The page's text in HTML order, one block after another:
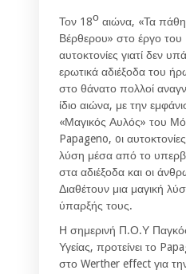
Τον 18ο αιώνα, «Τα
Βέρθερου» στο έργο του
αυτοκτονίες γιατί δεν
ερωτικά αδιέξοδα του
στο θάνατο πολλοί
ίδιο αιώνα, με την
«Μαγικός Αυλός» του
Papageno, oι
λύση μέσα από το
στα αδιέξοδα και οι
Διαθέτουν μια μαγική
ύπαρξής τους.
Η σημερινή Π.Ο.Υ
Υγείας, προτείνει το
στο Werther effect για